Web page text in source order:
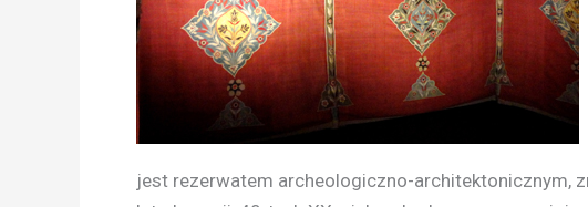
jest rezerwatem archeologiczno-architektonicznym,